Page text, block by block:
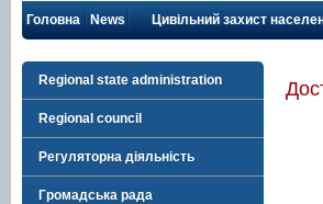
Головна News Цивільний захист
Regional state administration
Regional council
Регуляторна діяльність
Громадська рада